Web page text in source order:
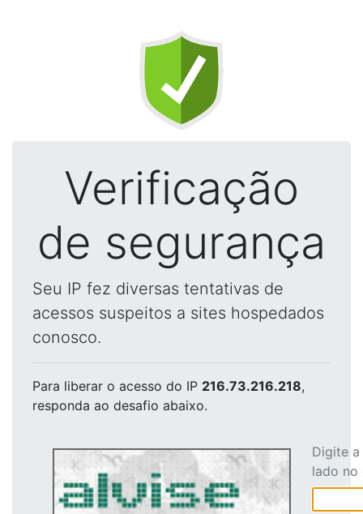
Verificação
de segurança
Seu IP fez diversas tentativas de
acessos suspeitos a sites hospedados
conosco.
Para liberar o acesso do IP 216.73.216.218,
responda ao desafio abaixo.
Digite
lado no